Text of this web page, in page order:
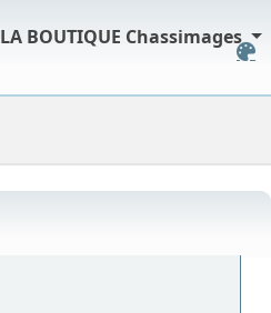
LA BOUTIQUE Chassimages